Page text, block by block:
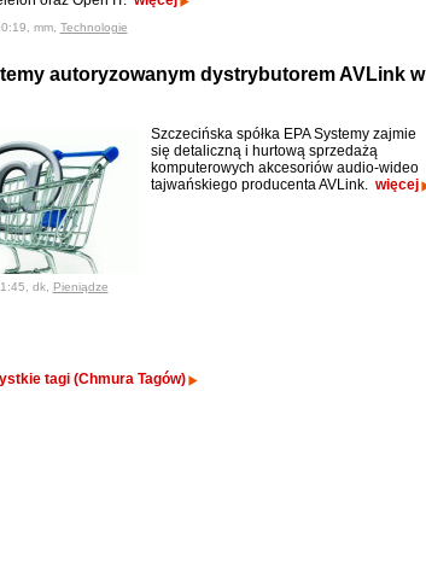
mm, Technologie
autoryzowanym dystrybutorem AVLink w
Szczecińska spółka EPA Systemy zajmie
się detaliczną i hurtową sprzedażą
komputerowych akcesoriów audio-wideo
tajwańskiego producenta AVLink. więcej
dk, Pieniądze
tagi (Chmura Tagów)